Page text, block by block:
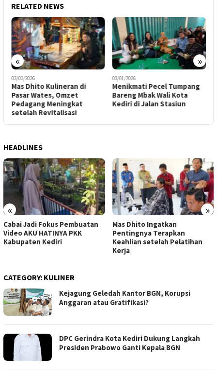
RELATED NEWS
« »
03/02/2026
Mas Dhito Kulineran di
Pasar Wates, Omzet
Pedagang Meningkat
setelah Revitalisasi
03/01/2026
Menikmati Pecel Tumpang
Bareng Mbak Wali Kota
Kediri di Jalan Stasiun
HEADLINES
« »
Cabai Jadi Fokus Pembuatan
Video AKU HATINYA PKK
Kabupaten Kediri
Mas Dhito Ingatkan
Pentingnya Terapkan
Keahlian setelah Pelatihan
Kerja
CATEGORY: KULINER
Kejagung Geledah Kantor BGN, Korupsi
Anggaran atau Gratifikasi?
DPC Gerindra Kota Kediri Dukung Langkah
Presiden Prabowo Ganti Kepala BGN